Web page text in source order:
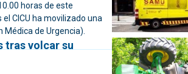
horas de este
CICU ha movilizado una
de Urgencia).
tras volcar su